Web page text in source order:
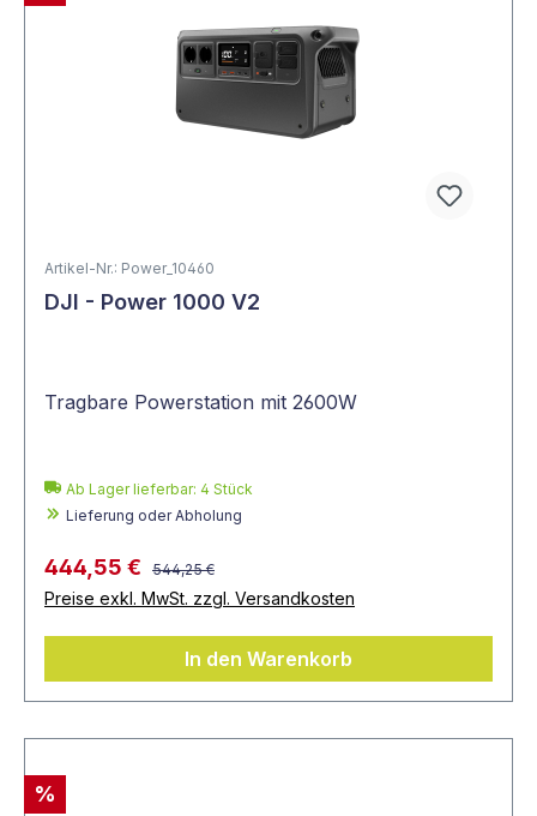
Artikel-Nr.: Power_10460
DJI - Power 1000 V2
Tragbare Powerstation mit 2600W
Ab Lager lieferbar: 4 Stück
Lieferung oder Abholung
444,55 € 544,25 €
Preise exkl. MwSt. zzgl. Versandkosten
In den Warenkorb
%